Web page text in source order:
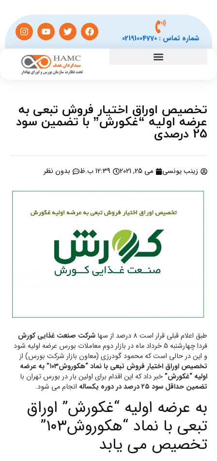
شماره تماس :02191004770
تخصیص اوراق اختیار فروش تبعی به
عرضه اولیه “غکورش” با تضمین سود
25 درصدی
زینب یونسی می 25, 2021 12:39 ب.ظ بدون نظر
طبق اعلام قبلی قرار است 8 درصد از سها
شرکت صنعت غذایی کورش
فردا چهارشنبه 5 خرداد ماه در بازار دوم معاملات بورس عرضه اولیه شود
و این در حالی است که محمود گودرزی (معاون بازار شرکت بورس) از
تخصیص اوراق اختیار فروش تبعی با نماد “هکوروش۱۰۳” به عرضه
اولیه “غکورش”خبر داد که این اقدام برای اولین بار در بورس تهران با
تضمین حداقل سود ۲۵ درصد در دوره یکساله
انجام می شود.
به عرضه اولیه “غکورش” اوراق
تبعی با نماد “هکوروش۱۰۳”
تخصیص می یابد